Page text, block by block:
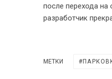
после перехода на
разработчик
МЕТКИ